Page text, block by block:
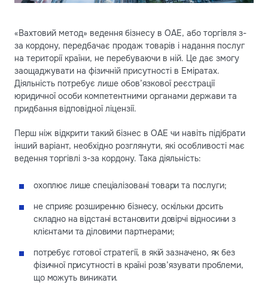
«Вахтовий метод» ведення бізнесу в ОАЕ, або торгівля з-
за кордону, передбачає продаж товарів і надання послуг
на території країни, не перебуваючи в ній. Це дає змогу
заощаджувати на фізичній присутності в Еміратах.
Діяльність потребує лише обов’язкової реєстрації
юридичної особи компетентними органами держави та
придбання відповідної ліцензії.
Перш ніж відкрити такий бізнес в ОАЕ чи навіть підібрати
інший варіант, необхідно розглянути, які особливості має
ведення торгівлі з-за кордону. Така діяльність:
охоплює лише спеціалізовані товари та послуги;
не сприяє розширенню бізнесу, оскільки досить
складно на відстані встановити довірчі відносини з
клієнтами та діловими партнерами;
потребує готової стратегії, в якій зазначено, як без
фізичної присутності в країні розв’язувати проблеми,
що можуть виникати.